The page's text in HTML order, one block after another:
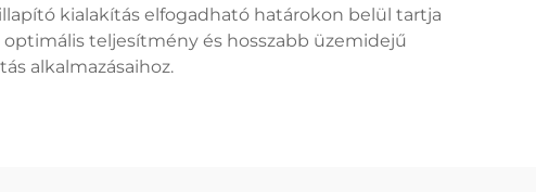
kialakítás elfogadható határokon belül tartja
teljesítmény és hosszabb üzemidejű
alkalmazásaihoz.